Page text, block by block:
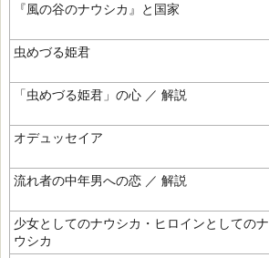
『風の谷のナウシカ』と国家
虫めづる姫君
「虫めづる姫君」の心 ／ 解説
オデュッセイア
流れ者の中年男への恋 ／ 解説
少女としてのナウシカ・ヒロインとしてのナ
ウシカ